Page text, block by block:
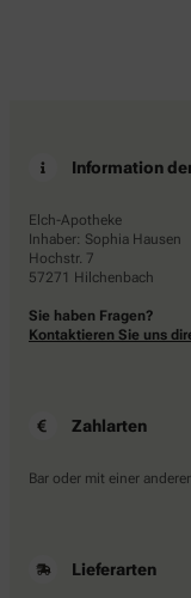
Information
Elch-Apotheke
Inhaber: Sophia Hausen
Hochstr. 7
57271 Hilchenbach
Sie haben Fragen?
Kontaktieren Sie uns
Zahlarten
Bar oder mit einer
Lieferarten